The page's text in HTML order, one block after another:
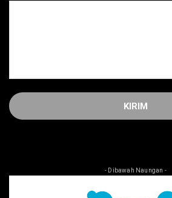
- Dibawah Naungan -